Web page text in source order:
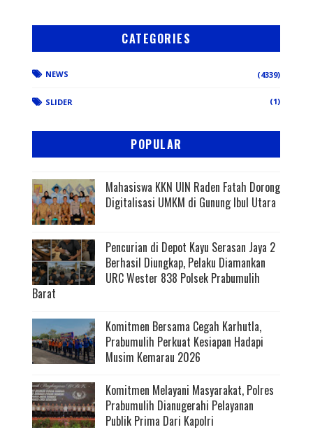
CATEGORIES
NEWS (4339)
SLIDER (1)
POPULAR
Mahasiswa KKN UIN Raden Fatah Dorong
Digitalisasi UMKM di Gunung Ibul Utara
Pencurian di Depot Kayu Serasan Jaya 2
Berhasil Diungkap, Pelaku Diamankan
URC Wester 838 Polsek Prabumulih
Barat
Komitmen Bersama Cegah Karhutla,
Prabumulih Perkuat Kesiapan Hadapi
Musim Kemarau 2026
Komitmen Melayani Masyarakat, Polres
Prabumulih Dianugerahi Pelayanan
Publik Prima Dari Kapolri